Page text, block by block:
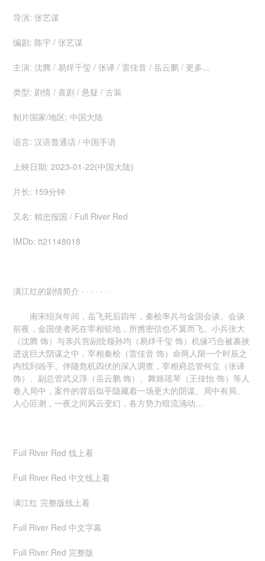
导演: 张艺谋
编剧: 陈宇 / 张艺谋
主演: 沈腾 / 易烊千玺 / 张译 / 雷佳音 / 岳云鹏 / 更多...
类型: 剧情 / 喜剧 / 悬疑 / 古装
制片国家/地区: 中国大陆
语言: 汉语普通话 / 中国手语
上映日期: 2023-01-22(中国大陆)
片长: 159分钟
又名: 精忠报国 / Full River Red
IMDb: tt21148018
满江红的剧情简介 · · · · · ·
南宋绍兴年间，岳飞死后四年，秦桧率兵与金国会谈。会谈
前夜，金国使者死在宰相驻地，所携密信也不翼而飞。小兵张大
（沈腾 饰）与亲兵营副统领孙均（易烊千玺 饰）机缘巧合被裹挟
进这巨大阴谋之中，宰相秦桧（雷佳音 饰）命两人限一个时辰之
内找到凶手。伴随危机四伏的深入调查，宰相府总管何立（张译
饰）、副总管武义淳（岳云鹏 饰）、舞姬瑶琴（王佳怡 饰）等人
卷入局中，案件的背后似乎隐藏着一场更大的阴谋。局中有局、
人心叵测，一夜之间风云变幻，各方势力暗流涌动…
Full River Red 线上看
Full River Red 中文线上看
满江红 完整版线上看
Full River Red 中文字幕
Full River Red 完整版